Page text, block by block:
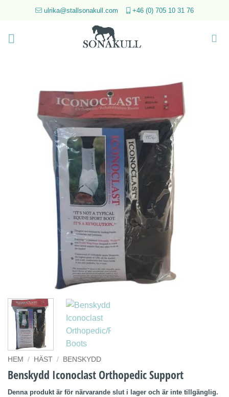
ulrika@stallsonakull.com +46 (0) 705 10 31 76
HEM / HÄST / BENSKYDD
Benskydd Iconoclast Orthopedic Support
Denna produkt är för närvarande slut i lager och är inte tillgänglig.